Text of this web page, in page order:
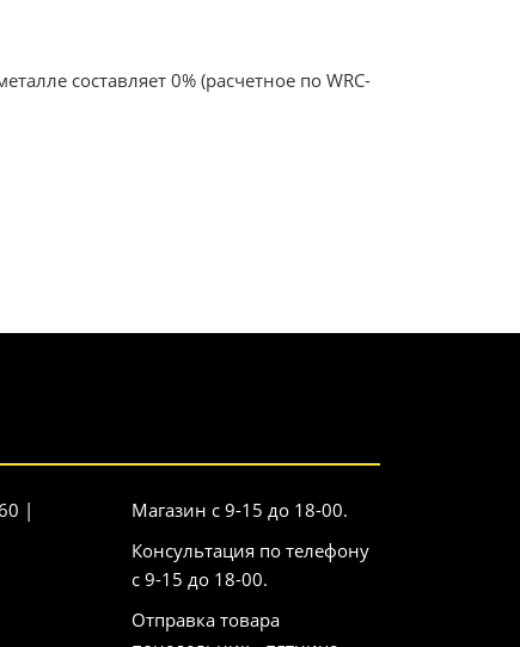
составляет 0% (расчетное по WRC-
|
Магазин с 9-15 до 18-00.
Консультация по телефону
с 9-15 до 18-00.
Отправка товара